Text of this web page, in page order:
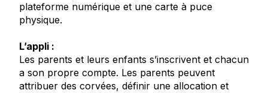
plateforme numérique et une carte à puce
physique.
L’appli :
Les parents et leurs enfants s’inscrivent et chacun
a son propre compte. Les parents peuvent
attribuer des corvées, définir une allocation et